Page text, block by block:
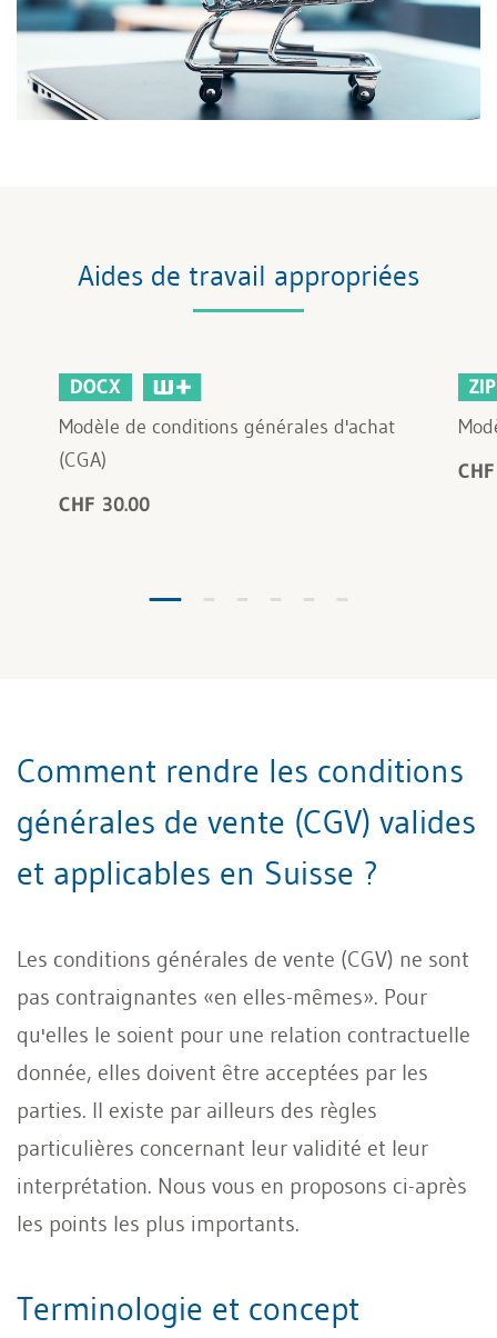
Aides de travail appropriées
DOCX
Modèle de conditions générales d'achat
(CGA)
CHF 30.00
ZIP
Comment rendre les conditions
générales de vente (CGV) valides
et applicables en Suisse ?
Les conditions générales de vente (CGV) ne sont
pas contraignantes «en elles-mêmes». Pour
qu'elles le soient pour une relation contractuelle
donnée, elles doivent être acceptées par les
parties. Il existe par ailleurs des règles
particulières concernant leur validité et leur
interprétation. Nous vous en proposons ci-après
les points les plus importants.
Terminologie et concept